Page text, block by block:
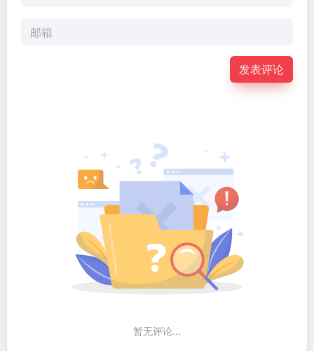
发表评论
暂无评论...